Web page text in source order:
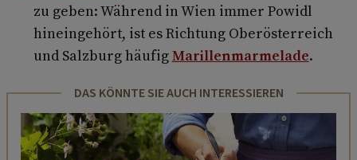
zu geben: Während in Wien immer Powidl
hineingehört, ist es Richtung Oberösterreich
und Salzburg häufigMarillenmarmelade.
DAS KÖNNTE SIE AUCH INTERESSIEREN